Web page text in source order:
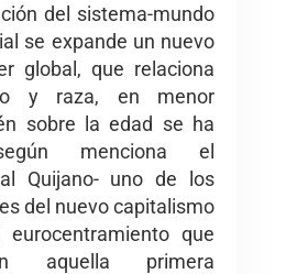
del sistema-mundo
se expande un nuevo
global, que relaciona
y raza, en menor
sobre la edad se ha
menciona el
Quijano- uno de los
del nuevo capitalismo
que
aquella primera